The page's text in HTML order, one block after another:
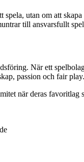
utan om att
till ansvarsfullt
När ett
passion och fair play.
när deras